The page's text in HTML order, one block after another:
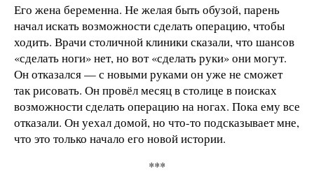
Его жена беременна. Не желая быть обузой, парень
начал искать возможности сделать операцию, чтобы
ходить. Врачи столичной клиники сказали, что шансов
«сделать ноги» нет, но вот «сделать руки» они могут.
Он отказался — с новыми руками он уже не сможет
так рисовать. Он провёл месяц в столице в поисках
возможности сделать операцию на ногах. Пока ему все
отказали. Он уехал домой, но что-то подсказывает мне,
что это только начало его новой истории.
***